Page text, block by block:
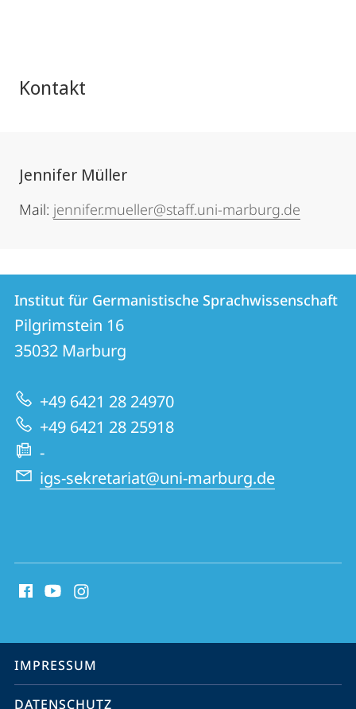
Kontakt
Jennifer Müller
Mail: jennifer.mueller@staff.uni-marburg.de
Kontakt
und
Informationen
zur
Website
Kontaktinformationen
Institut
für
Germanistische
Sprachwissenschaft
Institut für Germanistische Sprachwissenschaft
Pilgrimstein 16
35032 Marburg
+49 6421 28 24970
+49 6421 28 25918
-
igs-sekretariat@uni-marburg.de
Media
Service-
Navigation
IMPRESSUM
DATENSCHUTZ